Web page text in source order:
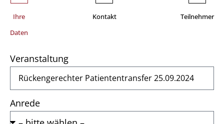
Ihre
Daten
Kontakt Teilnehmer
Veranstaltung
Anrede